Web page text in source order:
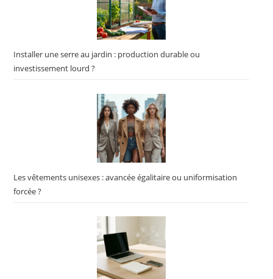
Installer une serre au jardin : production durable ou
investissement lourd ?
Les vêtements unisexes : avancée égalitaire ou uniformisation
forcée ?